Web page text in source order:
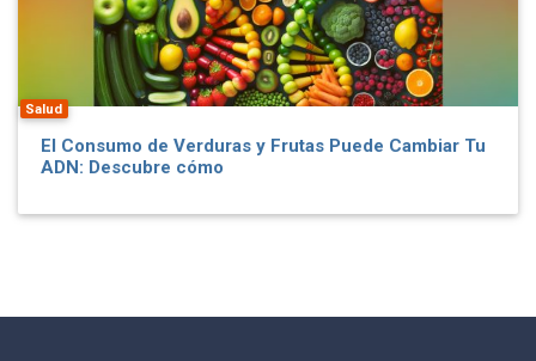
Salud
El Consumo de Verduras y Frutas Puede Cambiar Tu
ADN: Descubre cómo